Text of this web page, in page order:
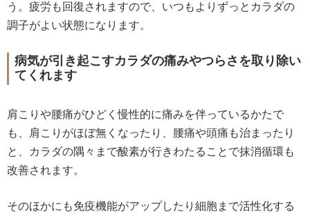
う。疲労も回復されますので、いつもよりずっとカラダの
調子がよい状態になります。
病気が引き起こすカラダの痛みやつらさを取り除い
てくれます
肩こりや腰痛がひどく慢性的に痛みを伴っているかたで
も、肩こりがほぼ無くなったり、腰痛や頭痛も治まったり
と、カラダの隅々まで酸素が行きわたることで抹消循環も
改善されます。
そのほかにも免疫機能がアップしたり細胞まで活性化する